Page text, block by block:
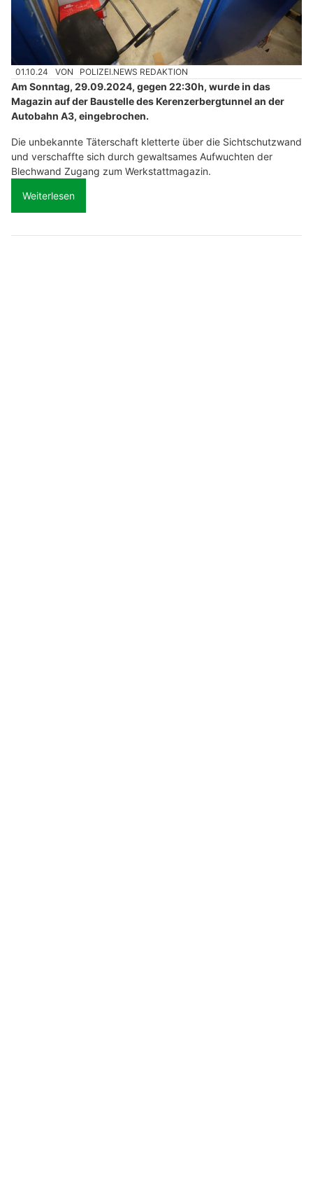
01.10.24 VON POLIZEI.NEWS REDAKTION
Am Sonntag, 29.09.2024, gegen 22:30h, wurde in das
Magazin auf der Baustelle des Kerenzerbergtunnel an der
Autobahn A3, eingebrochen.
Die unbekannte Täterschaft kletterte über die Sichtschutzwand
und verschaffte sich durch gewaltsames Aufwuchten der
Blechwand Zugang zum Werkstattmagazin.
Weiterlesen